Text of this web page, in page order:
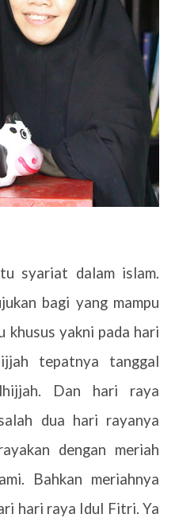
syariat dalam islam.
bagi yang mampu
khusus yakni pada hari
tepatnya tanggal
Dan hari raya
dua hari rayanya
dengan meriah
Bahkan meriahnya
hari raya Idul Fitri. Ya